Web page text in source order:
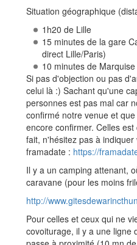
Situation géographique
1h20 de Lille
15 minutes de la gare
direct Lille/Paris)
10 minutes de
Si pas d'objection ou pas
celui là :) Sachant qu'une
personnes est pas mal car
confirmé notre venue et
encore confirmer. Celles
fait, n'hésitez pas à
framadate : https://
Il y a un camping attenant,
caravane (pour les moins
http://
Pour celles et ceux qui ne
covoiturage, il y a une ligne